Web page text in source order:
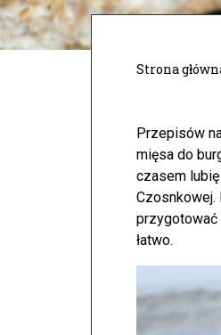
Strona
Przepisów
mięsa do
czasem
Czosnkowej.
przygotować
łatwo.